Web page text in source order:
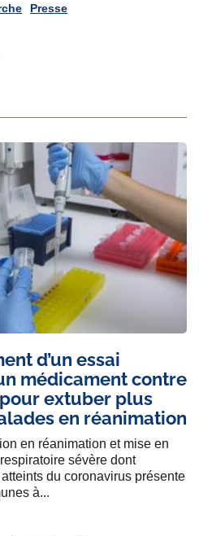
Presse
d’un essai
médicament contre
extuber plus
en réanimation
en réanimation et mise en
sévère dont
du coronavirus présente
à...